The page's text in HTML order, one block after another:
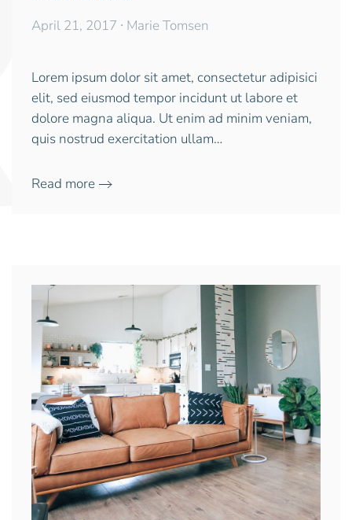
April 21, 2017 ∙ Marie Tomsen
Lorem ipsum dolor sit amet, consectetur adipisici
elit, sed eiusmod tempor incidunt ut labore et
dolore magna aliqua. Ut enim ad minim veniam,
quis nostrud exercitation ullam…
Read more